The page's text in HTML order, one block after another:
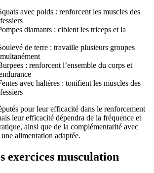
avec poids : renforcent les muscles des
diamants : ciblent les triceps et la
de terre : travaille plusieurs groupes
: renforcent l’ensemble du corps et
avec haltères : tonifient les muscles des
pour leur efficacité dans le renforcement
leur efficacité dépendra de la fréquence et
ainsi que de la complémentarité avec
alimentation adaptée.
exercices musculation